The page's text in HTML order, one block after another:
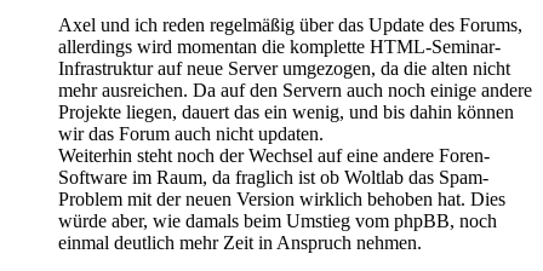
Axel und ich reden regelmäßig über das Update des Forums,
allerdings wird momentan die komplette HTML-Seminar-
Infrastruktur auf neue Server umgezogen, da die alten nicht
mehr ausreichen. Da auf den Servern auch noch einige andere
Projekte liegen, dauert das ein wenig, und bis dahin können
wir das Forum auch nicht updaten.
Weiterhin steht noch der Wechsel auf eine andere Foren-
Software im Raum, da fraglich ist ob Woltlab das Spam-
Problem mit der neuen Version wirklich behoben hat. Dies
würde aber, wie damals beim Umstieg vom phpBB, noch
einmal deutlich mehr Zeit in Anspruch nehmen.